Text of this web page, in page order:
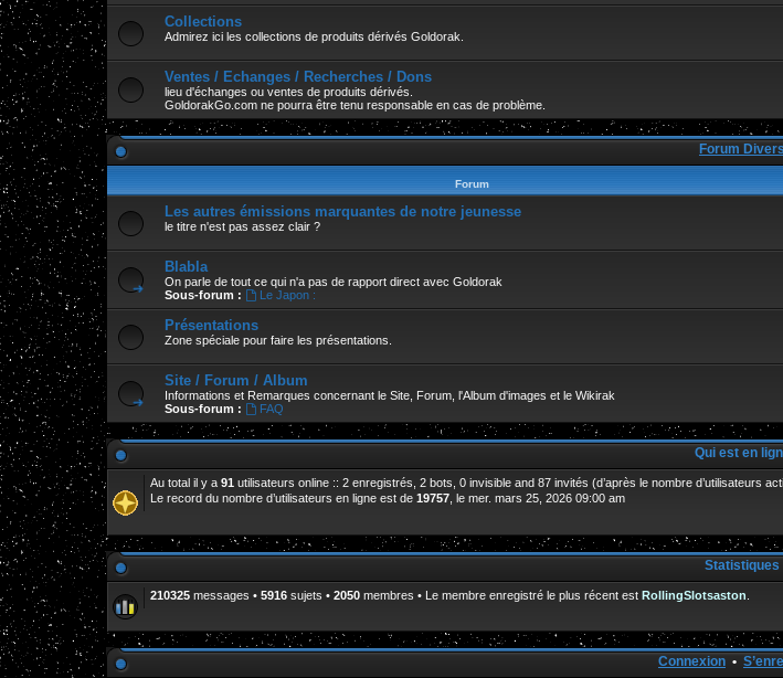
Collections
Admirez ici les collections de produits dérivés Goldorak.
Ventes / Echanges / Recherches / Dons
lieu d'échanges ou ventes de produits dérivés.
GoldorakGo.com ne pourra être tenu responsable en cas de problème.
Forum Divers
Forum
Les autres émissions marquantes de notre jeunesse
le titre n'est pas assez clair ?
Blabla
On parle de tout ce qui n'a pas de rapport direct avec Goldorak
Sous-forum :
Le Japon :
Présentations
Zone spéciale pour faire les présentations.
Site / Forum / Album
Informations et Remarques concernant le Site, Forum, l'Album d'images et le Wikirak
Sous-forum :
FAQ
Qui est en
Au total il y a 91 utilisateurs online :: 2 enregistrés, 2 bots, 0 invisible and 87 invités (d’après le nombre d’utilisateurs
Le record du nombre d’utilisateurs en ligne est de 19757 , le mer. mars 25, 2026 09:00 am
Statistiques
210325 messages • 5916 sujets • 2050 membres • Le membre enregistré le plus récent est RollingSlotsaston
Connexion •